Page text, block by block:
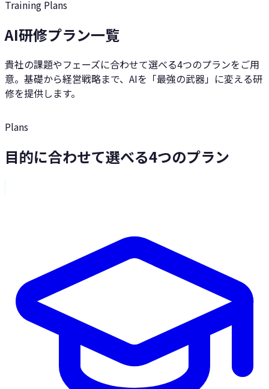
Training Plans
AI研修プラン一覧
貴社の課題やフェーズに合わせて選べる4つのプランをご用
意。基礎から経営戦略まで、AIを「最強の武器」に変える研
修を提供します。
Plans
目的に合わせて選べる4つのプラン